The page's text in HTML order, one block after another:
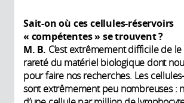
Sait-on où ces cellules-réservoirs
« compétentes » se trouvent ?
M. B. C’est extrêmement difficile de le
rareté du matériel biologique dont
pour faire nos recherches. Les
sont extrêmement peu nombreuses :